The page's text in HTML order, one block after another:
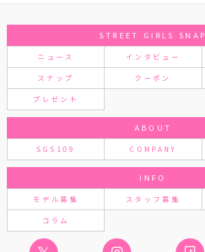
STREET GIRLS SNAP
ニュース インタビュー
スナップ クーポン
プレゼント
ABOUT
SGS109 COMPANY
INFO
モデル募集 スタッフ募集
コラム